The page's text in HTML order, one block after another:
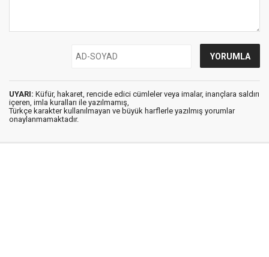
UYARI: Küfür, hakaret, rencide edici cümleler veya imalar, inançlara saldırı
içeren, imla kuralları ile yazılmamış,
Türkçe karakter kullanılmayan ve büyük harflerle yazılmış yorumlar
onaylanmamaktadır.